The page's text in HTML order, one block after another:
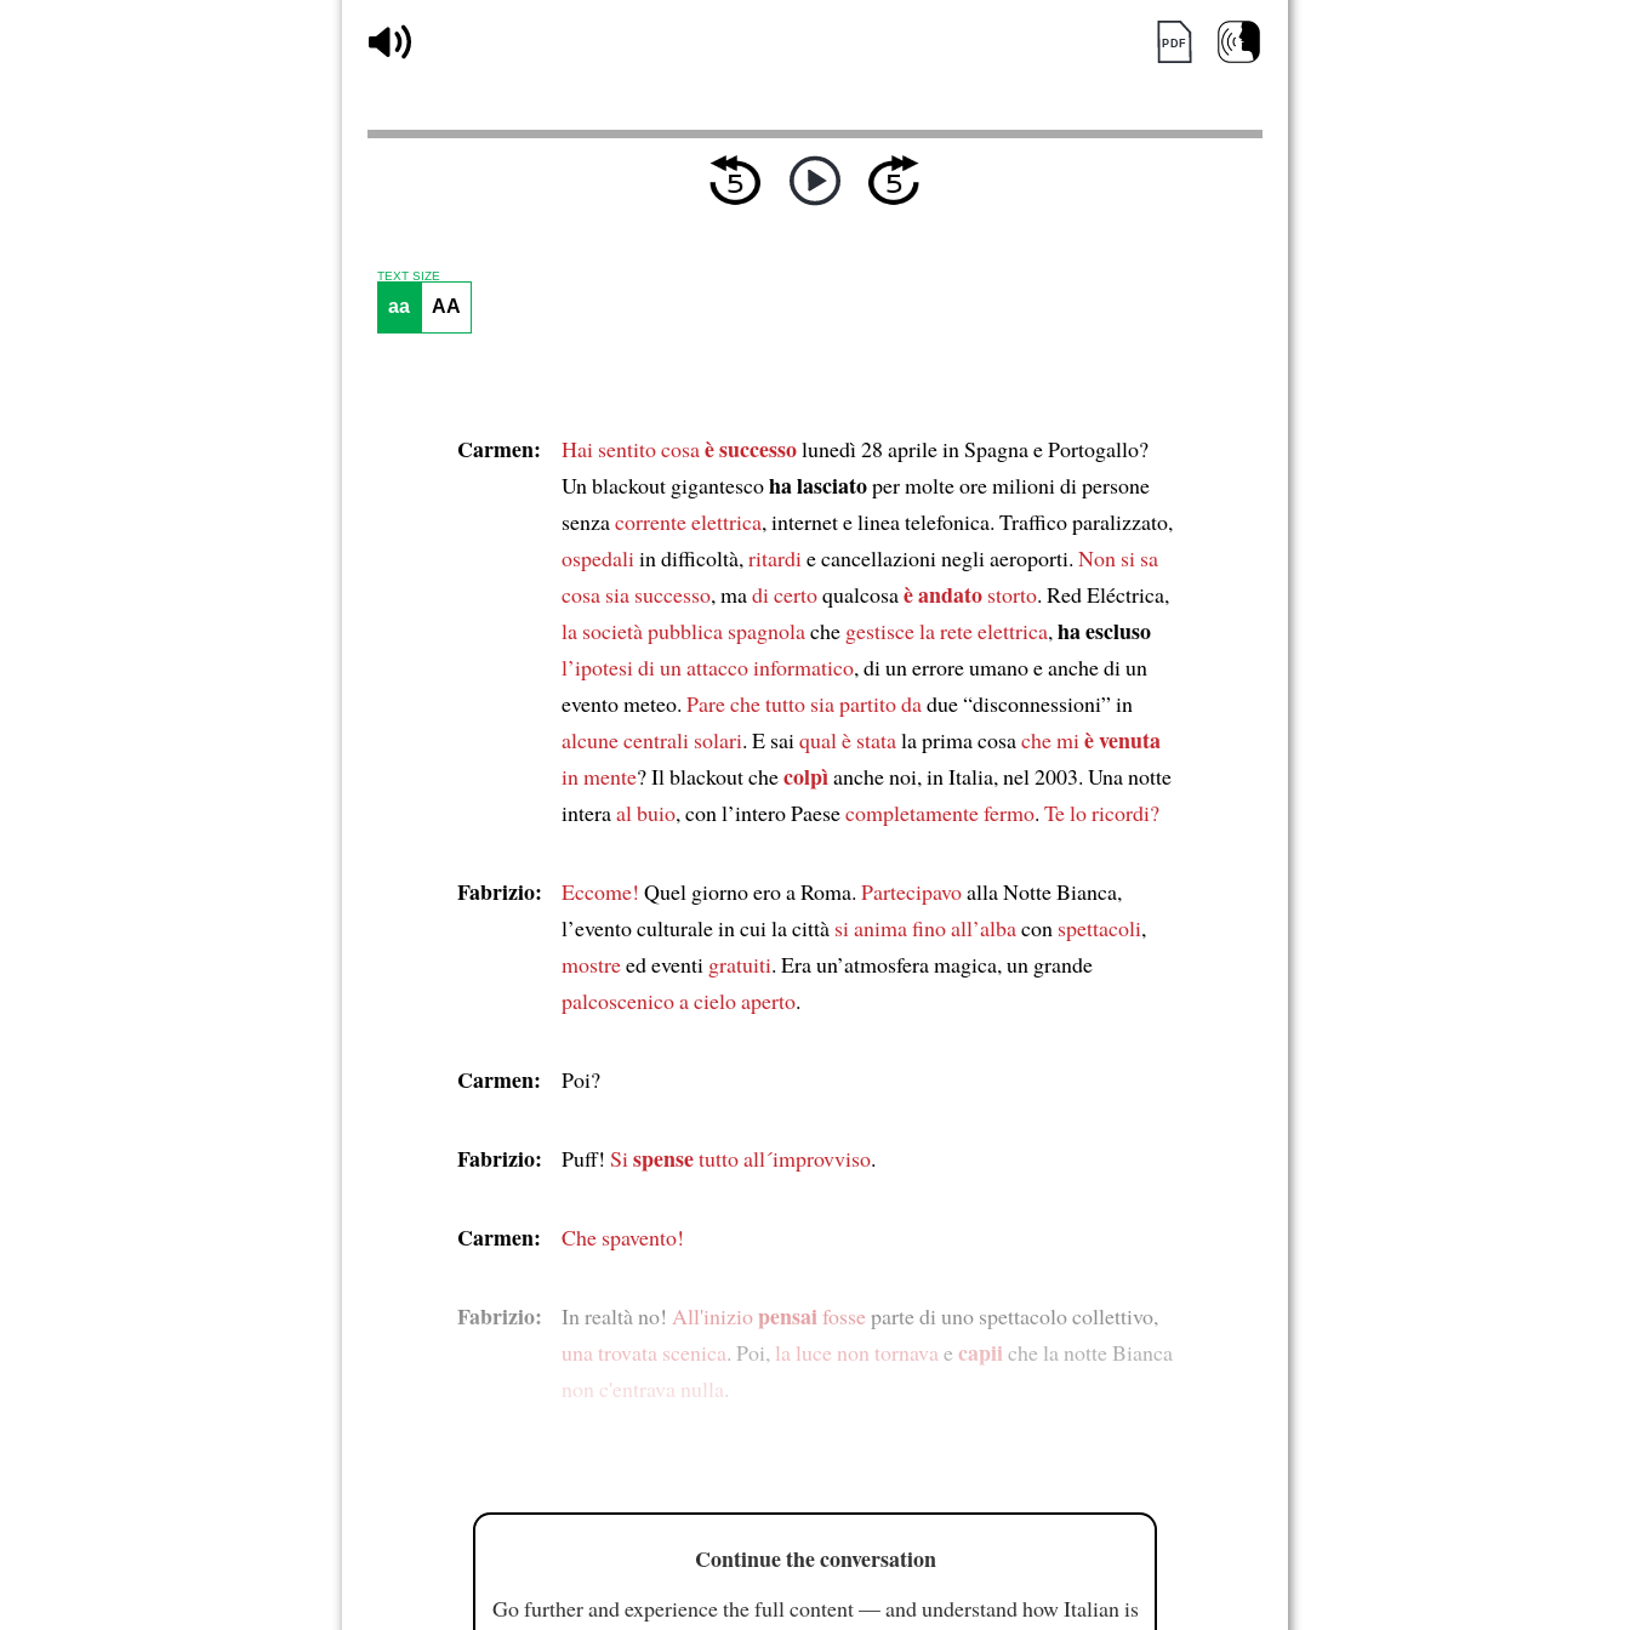
TEXT SIZE
aa AA
Carmen: Hai sentitocosaè successolunedì 28 aprile in Spagna e Portogallo?
Un blackout gigantescoha lasciatoper molte ore milioni di persone
senzacorrente elettrica, internet e linea telefonica. Traffico paralizzato,
ospedali in difficoltà, ritardi e cancellazioni negli aeroporti. Non si sa
cosa sia successo, madi certoqualcosaè andatostorto. Red Eléctrica,
la società pubblica spagnolache gestiscela rete elettrica, ha escluso
l’ipotesi di un attacco informatico, di un errore umano e anche di un
evento meteo. Pare chetutto sia partito dadue “disconnessioni” in
alcune centrali solari. E sai qual è statala prima cosache mi è venuta
in mente? Il blackout checolpìanche noi, in Italia, nel 2003. Una notte
interaal buio, con l’intero Paesecompletamente fermo. Te lo ricordi?
Fabrizio: Eccome! Quel giorno ero a Roma. Partecipavoalla Notte Bianca,
l’evento culturale in cui la città si animafino all’albacon spettacoli,
mostreed eventi gratuiti. Era un’atmosfera magica, un grande
palcoscenicoa cielo aperto.
Carmen: Poi?
Fabrizio: Puff! Si spensetutto all´improvviso.
Carmen: Che spavento!
Fabrizio: In realtà no! All'iniziopensaifosseparte di uno spettacolo collettivo,
una trovata scenica. Poi, la luce non tornava e capii che la notte Bianca
non c'entrava nulla.
Continue the conversation
Go further and experience the full content — and understand how Italian is